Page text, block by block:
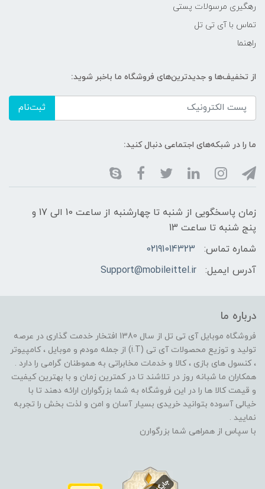
رهگیری مرسولات پستی
تماس با آی تی تل
راهنما
از تخفیف‌ها و جدیدترین‌های فروشگاه ما باخبر شوید:
ثبت‌نام
ما را در شبکه‌های اجتماعی دنبال کنید:
زمان پاسخگویی از شنبه تا چهارشنبه از ساعت 10 الی 17 و
پنج شنبه تا ساعت 13
شماره تماس:
02191014323
آدرس ایمیل:
Support@mobileittel.ir
درباره ما
فروشگاه موبایل آی تی تل از سال 1380 افتخار خدمت گذاری در عرصه
تولید و توزیع محصولات آی تی (i.T) از جمله مودم و موبایل ، کامپیوتر
، کنسول های بازی ، کالا و خدمات مخابراتی به هموطنان گرامی را دارد .
همکاران ما شبانه روز در تلاشند تا در کمترین زمان و با بهترین کیفیت
و قیمت کالا ها را در این فروشگاه به شما بزرگواران ارائه دهند تا با
خیالی آسوده بتوانید خریدی بسیار آسان و امن و لذت بخش را تجربه
نمایید .
با سپاس از همراهی شما بزرگوارن